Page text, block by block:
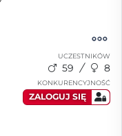
UCZESTNIKÓW
59 8
KONKURENCYJNOŚĆ
ZALOGUJ SIĘ